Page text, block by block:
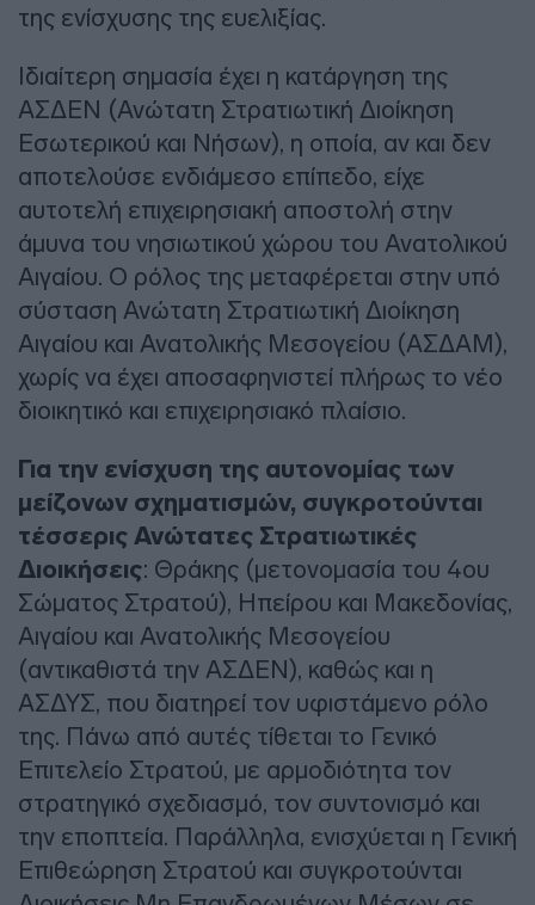
της ενίσχυσης της ευελιξίας.
Ιδιαίτερη σημασία έχει η κατάργηση της
ΑΣΔΕΝ (Ανώτατη Στρατιωτική Διοίκηση
Εσωτερικού και Νήσων), η οποία, αν και δεν
αποτελούσε ενδιάμεσο επίπεδο, είχε
αυτοτελή επιχειρησιακή αποστολή στην
άμυνα του νησιωτικού χώρου του Ανατολικού
Αιγαίου. Ο ρόλος της μεταφέρεται στην υπό
σύσταση Ανώτατη Στρατιωτική Διοίκηση
Αιγαίου και Ανατολικής Μεσογείου (ΑΣΔΑΜ),
χωρίς να έχει αποσαφηνιστεί πλήρως το νέο
διοικητικό και επιχειρησιακό πλαίσιο.
Για την ενίσχυση της αυτονομίας των
μείζονων σχηματισμών, συγκροτούνται
τέσσερις Ανώτατες Στρατιωτικές
Διοικήσεις: Θράκης (μετονομασία του 4ου
Σώματος Στρατού), Ηπείρου και Μακεδονίας,
Αιγαίου και Ανατολικής Μεσογείου
(αντικαθιστά την ΑΣΔΕΝ), καθώς και η
ΑΣΔΥΣ, που διατηρεί τον υφιστάμενο ρόλο
της. Πάνω από αυτές τίθεται το Γενικό
Επιτελείο Στρατού, με αρμοδιότητα τον
στρατηγικό σχεδιασμό, τον συντονισμό και
την εποπτεία. Παράλληλα, ενισχύεται η Γενική
Επιθεώρηση Στρατού και συγκροτούνται